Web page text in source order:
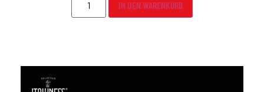
IN DEN WARENKORB